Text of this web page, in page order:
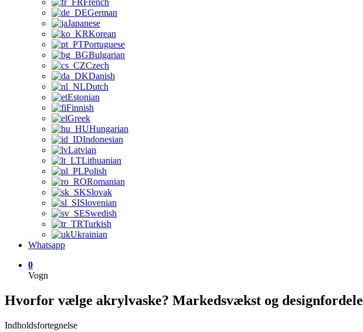
French
German
Japanese
Korean
Portuguese
Bulgarian
Czech
Danish
Dutch
Estonian
Finnish
Greek
Hungarian
Indonesian
Latvian
Lithuanian
Polish
Romanian
Slovak
Slovenian
Swedish
Turkish
Ukrainian
Whatsapp
0
Vogn
Hvorfor vælge akrylvaske? Markedsvækst og designfordele
Indholdsfortegnelse